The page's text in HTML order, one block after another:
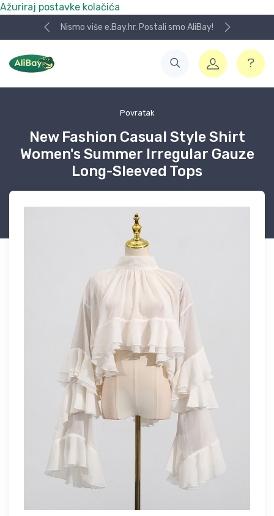
Ažuriraj postavke kolačića
Nismo više e.Bay.hr. Postali smo AliBay!
Povratak
New Fashion Casual Style Shirt
Women's Summer Irregular Gauze
Long-Sleeved Tops